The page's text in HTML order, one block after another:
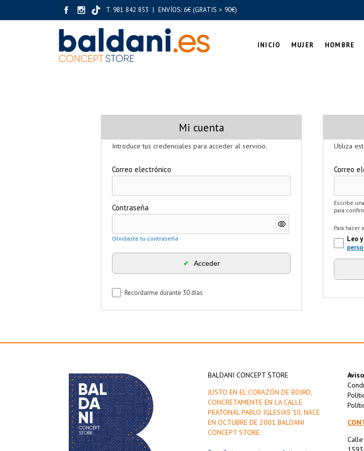
T. 981 842 853 | ENVÍOS: 6€ (GRATIS > 90€)
INICIO MUJER HOMBRE
Mi cuenta
Introduce tus credenciales para acceder al servicio.
Correo electrónico
Contraseña
Olvidaste tu contraseña
✔ Acceder
Recordarme durante 30 días
Utiliza
Correo
Escribe
para
Para
Leo
BALDANI CONCEPT STORE
JUSTO EN EL CORAZÓN DE BOIRO,
CONCRETAMENTE EN LA CALLE
PEATONAL PABLO IGLESIAS 10, NACE
EN OCTUBRE DE 2001 BALDANI
CONCEPT STORE.